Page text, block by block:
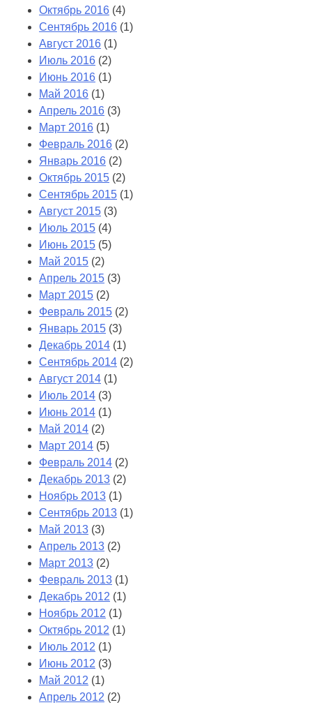
Октябрь 2016 (4)
Сентябрь 2016 (1)
Август 2016 (1)
Июль 2016 (2)
Июнь 2016 (1)
Май 2016 (1)
Апрель 2016 (3)
Март 2016 (1)
Февраль 2016 (2)
Январь 2016 (2)
Октябрь 2015 (2)
Сентябрь 2015 (1)
Август 2015 (3)
Июль 2015 (4)
Июнь 2015 (5)
Май 2015 (2)
Апрель 2015 (3)
Март 2015 (2)
Февраль 2015 (2)
Январь 2015 (3)
Декабрь 2014 (1)
Сентябрь 2014 (2)
Август 2014 (1)
Июль 2014 (3)
Июнь 2014 (1)
Май 2014 (2)
Март 2014 (5)
Февраль 2014 (2)
Декабрь 2013 (2)
Ноябрь 2013 (1)
Сентябрь 2013 (1)
Май 2013 (3)
Апрель 2013 (2)
Март 2013 (2)
Февраль 2013 (1)
Декабрь 2012 (1)
Ноябрь 2012 (1)
Октябрь 2012 (1)
Июль 2012 (1)
Июнь 2012 (3)
Май 2012 (1)
Апрель 2012 (2)